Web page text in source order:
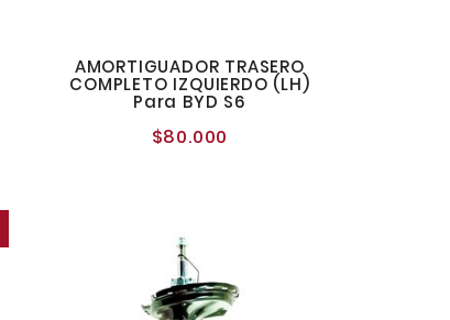
AMORTIGUADOR TRASERO
COMPLETO IZQUIERDO (LH)
Para BYD S6
$80.000